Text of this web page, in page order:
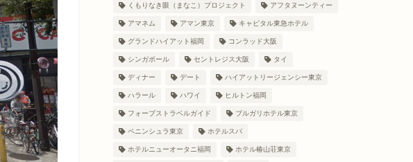
くもりなき眼（まなこ）プロジェクト アフタヌーンティー
アマネム アマン東京 キャピタル東急ホテル
グランドハイアット福岡 コンラッド大阪
シンガポール セントレジス大阪 タイ
ディナー デート ハイアットリージェンシー東京
ハラール ハワイ ヒルトン福岡
フォーブストラベルガイド ブルガリホテル東京
ペニンシュラ東京 ホテルスパ
ホテルニューオータニ福岡 ホテル椿山荘東京